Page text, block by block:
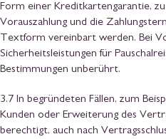
Form einer Kreditkartengarantie,
Vorauszahlung und die
Textform vereinbart werden. Bei
Sicherheitsleistungen für
Bestimmungen unberührt.
3.7 In begründeten Fällen, zum
Kunden oder Erweiterung des
berechtigt, auch nach